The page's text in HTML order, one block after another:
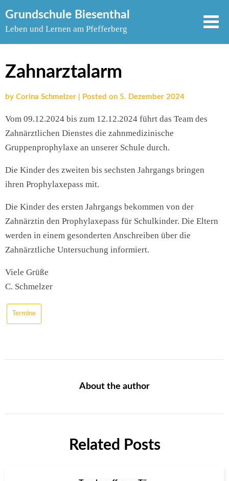
to
Grundschule Biesenthal
Leben und Lernen am Pfefferberg
Zahnarztalarm
by Corina Schmelzer Posted on 5. Dezember 2024
Vom 09.12.2024 bis zum 12.12.2024 führt das Team des
Zahnärztlichen Dienstes die zahnmedizinische
Gruppenprophylaxe an unserer Schule durch.
Die Kinder des zweiten bis sechsten Jahrgangs bringen
ihren Prophylaxepass mit.
Die Kinder des ersten Jahrgangs bekommen von der
Zahnärztin den Prophylaxepass für Schulkinder. Die Eltern
werden in einem gesonderten Anschreiben über die
Zahnärztliche Untersuchung informiert.
Viele Grüße
C. Schmelzer
Termine
About the author
Related Posts